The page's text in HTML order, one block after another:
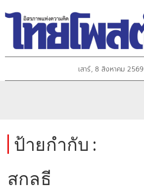
เสาร์, 8 สิงหาคม 2569
ป้ายกำกับ :
สกลธี